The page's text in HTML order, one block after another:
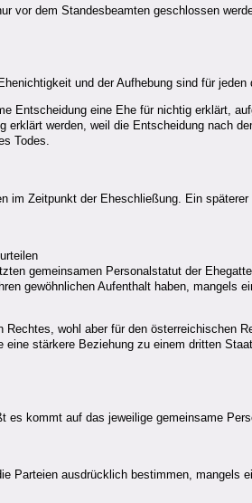
vor dem Standesbeamten geschlossen
und der Aufhebung sind für
Entscheidung eine Ehe für nichtig erklärt,
werden, weil die Entscheidung nach
Todes.
im Zeitpunkt der Eheschließung. Ein
gemeinsamen Personalstatut der
gewöhnlichen Aufenthalt haben,
wohl aber für den österreichischen
stärkere Beziehung zu einem dritten
kommt auf das jeweilige gemeinsame
Parteien ausdrücklich bestimmen,